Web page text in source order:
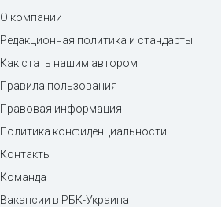
О компании
Редакционная политика и стандарты
Как стать нашим автором
Правила пользования
Правовая информация
Политика конфиденциальности
Контакты
Команда
Вакансии в РБК-Украина